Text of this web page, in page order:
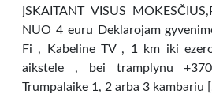
ĮSKAITANT VISUS
NUO 4 euru Deklarojam
Fi , Kabeline TV , 1 km iki
aikstele , bei tramplynu
Trumpalaike 1, 2 arba 3 kambariu